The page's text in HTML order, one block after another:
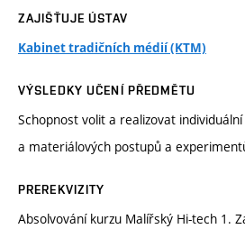
ZAJIŠŤUJE ÚSTAV
Kabinet tradičních médií (KTM)
VÝSLEDKY UČENÍ PŘEDMĚTU
Schopnost volit a realizovat
a materiálových postupů a
PREREKVIZITY
Absolvování kurzu Malířský Hi-tech 1.